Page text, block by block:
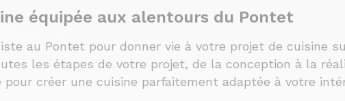
équipée aux alentours du Pontet
au Pontet pour donner vie à votre projet de cuisine
les étapes de votre projet, de la conception à la
pour créer une cuisine parfaitement adaptée à votre